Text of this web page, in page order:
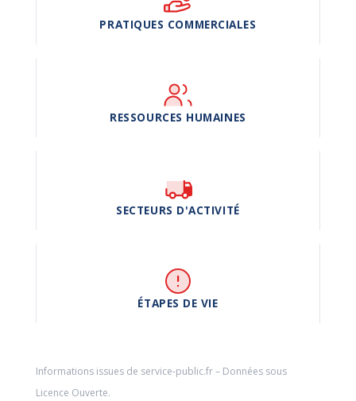
PRATIQUES COMMERCIALES
RESSOURCES HUMAINES
SECTEURS D'ACTIVITÉ
ÉTAPES DE VIE
Informations issues de service-public.fr– Données sous
Licence Ouverte.